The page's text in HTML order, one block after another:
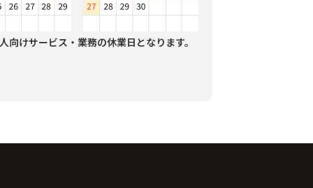
向けサービス・業務の休業日となります。